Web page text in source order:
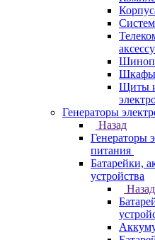
Шкафы
Щиты и
Генераторы
Назад
Генераторы
питания
Батарейки,
устройства
Назад